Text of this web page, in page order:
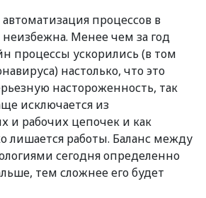
процессов в
Менее чем за год
процессы ускорились (в том
настолько, что это
настороженность, так
исключается из
и рабочих цепочек и как
лишается работы. Баланс между
сегодня определенно
тем сложнее его будет